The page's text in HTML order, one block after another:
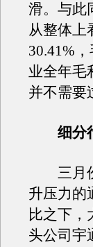
滑。与此
从整体上
30.41%
业全年毛
并不需要
细分行
三月份
升压力的
比之下，
头公司宇